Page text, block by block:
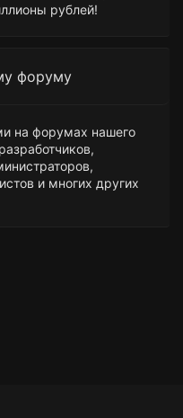
рублей!
форуму
на форумах нашего
и многих других